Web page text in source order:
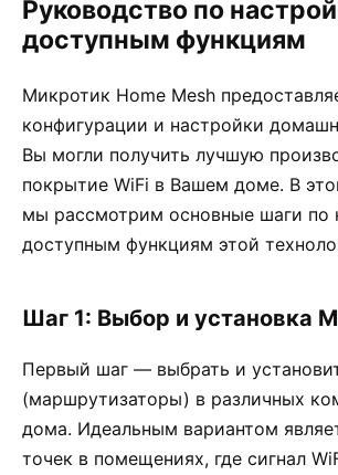
Руководство по
доступным функциям
Микротик Home Mesh
конфигурации и настройки
Вы могли получить лучшую
покрытие WiFi в Вашем доме. В
мы рассмотрим основные шаги по
доступным функциям этой
Шаг 1: Выбор и установка
Первый шаг — выбрать и
(маршрутизаторы) в различных
дома. Идеальным вариантом
точек в помещениях, где сигнал